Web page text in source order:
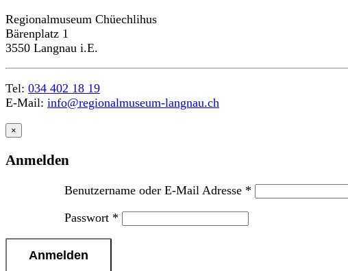
Regionalmuseum Chüechlihus
Bärenplatz 1
3550 Langnau i.E.
Tel: 034 402 18 19
E-Mail: info@regionalmuseum-langnau.ch
×
Anmelden
Benutzername oder E-Mail Adresse *
Passwort *